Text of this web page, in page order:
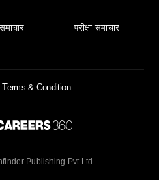
परीक्षा समाचार
Terms & Condition
Publishing Pvt Ltd.